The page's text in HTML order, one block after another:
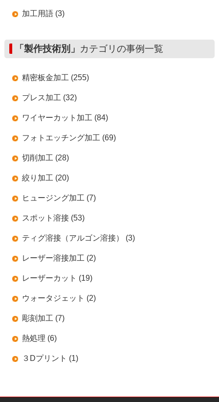
加工用語 (3)
「製作技術別」 カテゴリの事例一覧
精密板金加工 (255)
プレス加工 (32)
ワイヤーカット加工 (84)
フォトエッチング加工 (69)
切削加工 (28)
絞り加工 (20)
ヒュージング加工 (7)
スポット溶接 (53)
ティグ溶接（アルゴン溶接） (3)
レーザー溶接加工 (2)
レーザーカット (19)
ウォータジェット (2)
彫刻加工 (7)
熱処理 (6)
３Dプリント (1)